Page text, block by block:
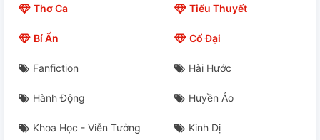
Thơ Ca Tiểu Thuyết
Bí Ẩn Cổ Đại
Fanfiction Hài Hước
Hành Động Huyền Ảo
Khoa Học - Viễn Tưởng Kinh Dị